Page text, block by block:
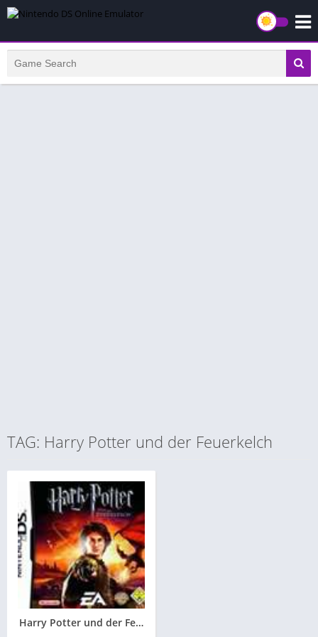
TAG: Harry Potter und der Feuerkelch
Harry Potter und der Feuerkelch